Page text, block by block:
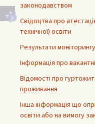
законодавством
Свідоцтва про
технічної) освіти
Результати
Інформація про
Відомості про
проживання
Інша інформація що
освіти або на вимогу